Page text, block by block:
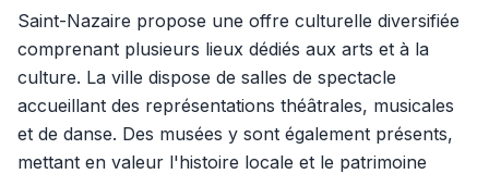
Saint-Nazaire propose une offre culturelle diversifiée
comprenant plusieurs lieux dédiés aux arts et à la
culture. La ville dispose de salles de spectacle
accueillant des représentations théâtrales, musicales
et de danse. Des musées y sont également présents,
mettant en valeur l'histoire locale et le patrimoine